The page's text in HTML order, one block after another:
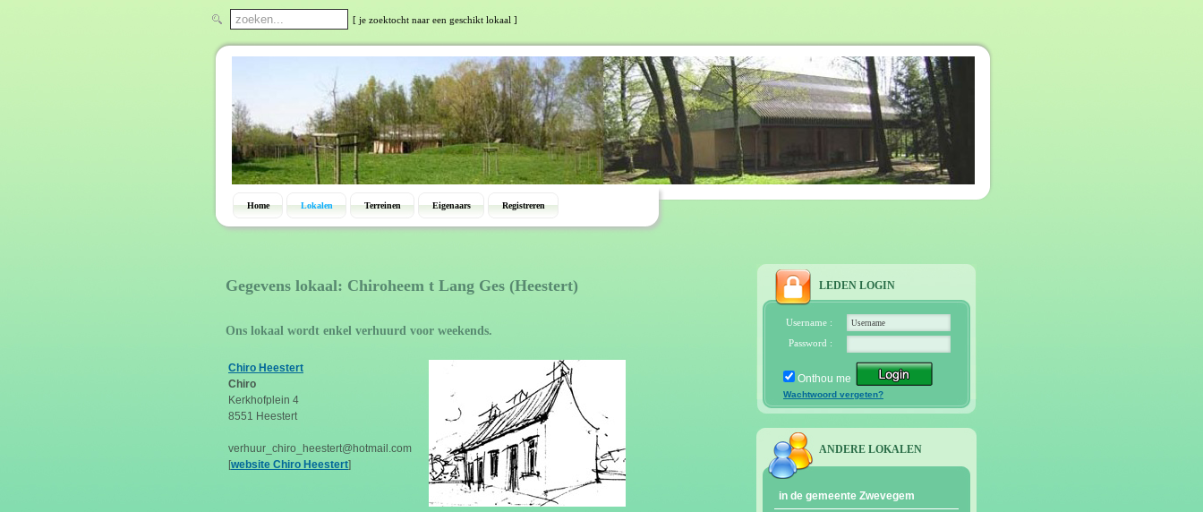
[ je zoektocht naar een geschikt lokaal ]
Home Lokalen Terreinen Eigenaars Registreren
Gegevens lokaal: Chiroheem t Lang Ges (Heestert)
Ons lokaal wordt enkel verhuurd voor weekends.
Chiro Heestert
Chiro
Kerkhofplein 4
8551 Heestert
verhuur_chiro_heestert@hotmail.com
[website Chiro Heestert]
LEDEN LOGIN
Username :
Password :
Onthou me
Wachtwoord vergeten?
ANDERE LOKALEN
in de gemeente Zwevegem